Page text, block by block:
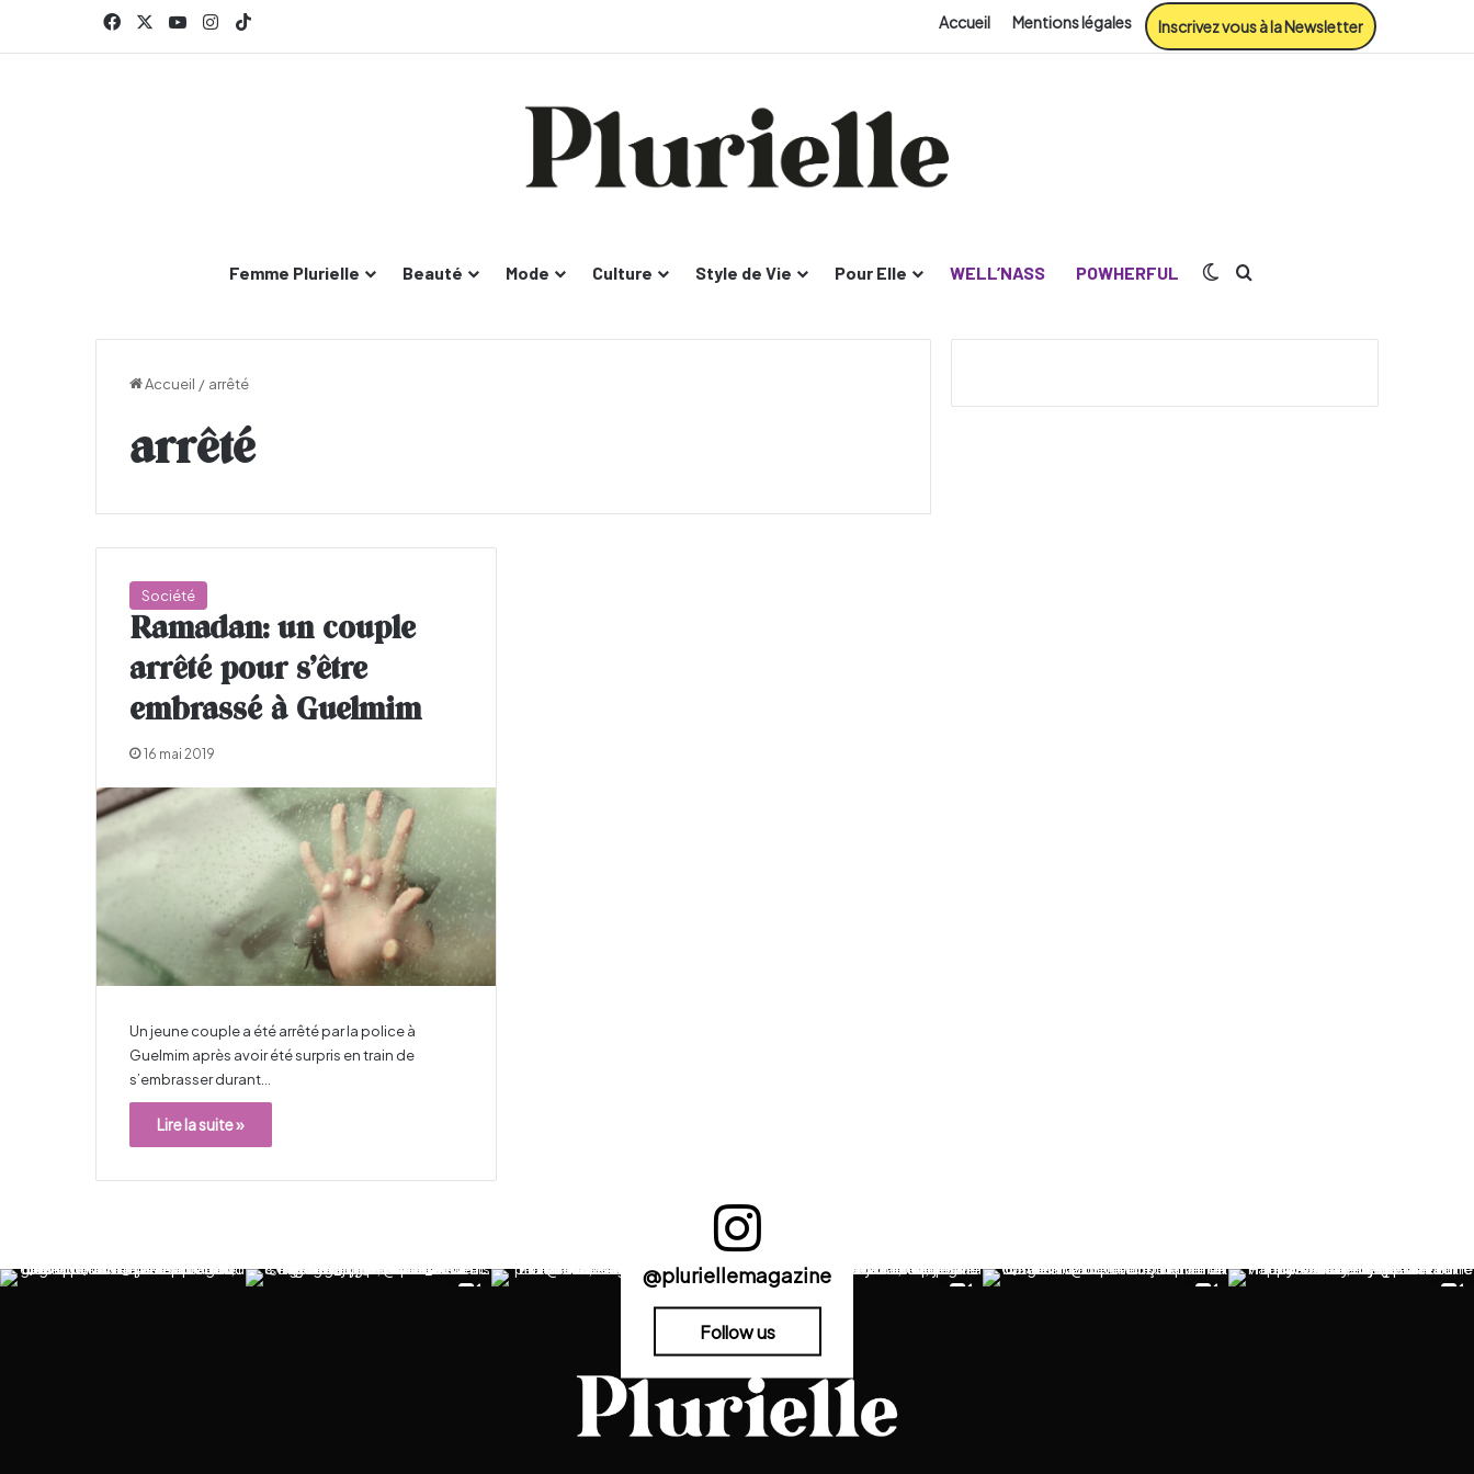
FacebookYouTubeInstagram Accueil Mentions légales Inscrivez vous à la Newsletter
Femme Plurielle Beauté Mode Culture Style de Vie Pour Elle WELL’NASS POWHERFUL Switch skin
Accueil / arrêté
arrêté
Société
Ramadan: un couple
arrêté pour s’être
embrassé à Guelmim
16 mai 2019
Un jeune couple a été arrêté par la police à
Guelmim après avoir été surpris en train de
s’embrasser durant…
Lire la suite »
@pluriellemagazine
Follow us